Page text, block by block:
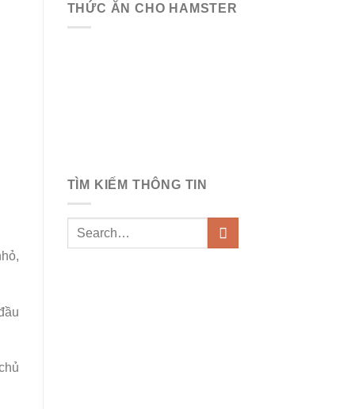
THỨC ĂN CHO HAMSTER
TÌM KIẾM THÔNG TIN